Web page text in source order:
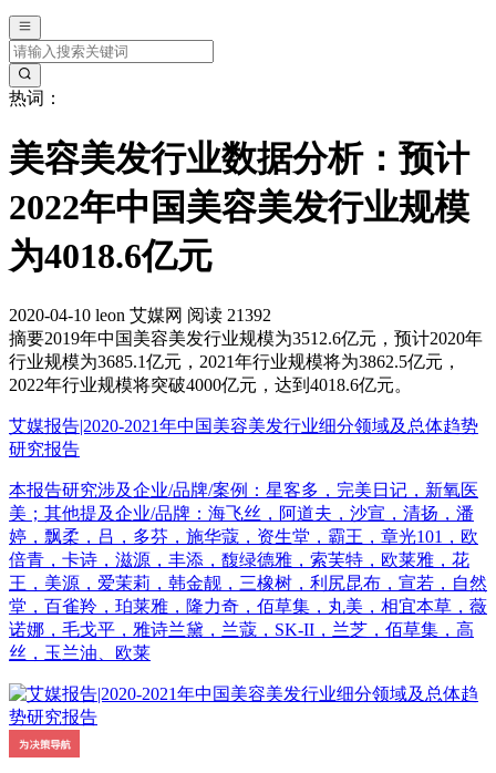
热词：
美容美发行业数据分析：预计
2022年中国美容美发行业规模
为4018.6亿元
2020-04-10 leon 艾媒网 阅读 21392
摘要2019年中国美容美发行业规模为3512.6亿元，预计2020年
行业规模为3685.1亿元，2021年行业规模将为3862.5亿元，
2022年行业规模将突破4000亿元，达到4018.6亿元。
艾媒报告|2020-2021年中国美容美发行业细分领域及总体趋势
研究报告
本报告研究涉及企业/品牌/案例：星客多，完美日记，新氧医
美；其他提及企业/品牌：海飞丝，阿道夫，沙宣，清扬，潘
婷，飘柔，吕，多芬，施华蔻，资生堂，霸王，章光101，欧
倍青，卡诗，滋源，丰添，馥绿德雅，索芙特，欧莱雅，花
王，美源，爱茉莉，韩金靓，三橡树，利尻昆布，宣若，自然
堂，百雀羚，珀莱雅，隆力奇，佰草集，丸美，相宜本草，薇
诺娜，毛戈平，雅诗兰黛，兰蔻，SK-II，兰芝，佰草集，高
丝，玉兰油、欧莱